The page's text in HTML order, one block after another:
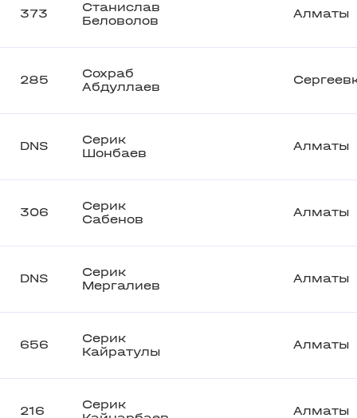
373
Станислав
Беловолов
Алматы
285
Сохраб
Абдуллаев
DNS
Серик
Шонбаев
Алматы
306
Серик
Сабенов
Алматы
DNS
Серик
Мергалиев
Алматы
656
Серик
Кайратулы
Алматы
216
Серик
Алматы